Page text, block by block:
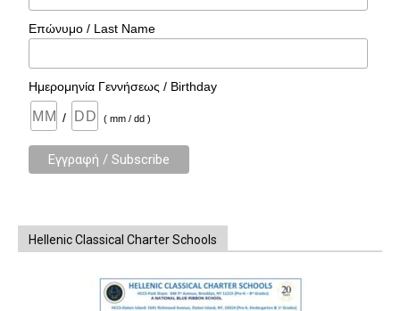
Επώνυμο / Last Name
Ημερομηνία Γεννήσεως / Birthday
/ ( mm / dd )
Hellenic Classical Charter Schools